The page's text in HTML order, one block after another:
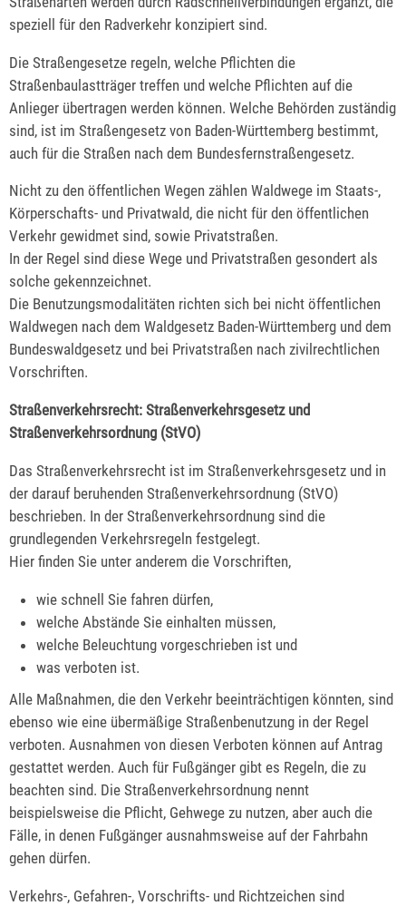
speziell für den Radverkehr konzipiert sind.
Die Straßengesetze regeln, welche Pflichten die
Straßenbaulastträger treffen und welche Pflichten auf die
Anlieger übertragen werden können. Welche Behörden zuständig
sind, ist im Straßengesetz von Baden-Württemberg bestimmt,
auch für die Straßen nach dem Bundesfernstraßengesetz.
Nicht zu den öffentlichen Wegen zählen Waldwege im Staats-,
Körperschafts- und Privatwald, die nicht für den öffentlichen
Verkehr gewidmet sind, sowie Privatstraßen.
In der Regel sind diese Wege und Privatstraßen gesondert als
solche gekennzeichnet.
Die Benutzungsmodalitäten richten sich bei nicht öffentlichen
Waldwegen nach dem Waldgesetz Baden-Württemberg und dem
Bundeswaldgesetz und bei Privatstraßen nach zivilrechtlichen
Vorschriften.
Straßenverkehrsrecht: Straßenverkehrsgesetz und
Straßenverkehrsordnung (StVO)
Das Straßenverkehrsrecht ist im Straßenverkehrsgesetz und in
der darauf beruhenden Straßenverkehrsordnung (StVO)
beschrieben. In der Straßenverkehrsordnung sind die
grundlegenden Verkehrsregeln festgelegt.
Hier finden Sie unter anderem die Vorschriften,
wie schnell Sie fahren dürfen,
welche Abstände Sie einhalten müssen,
welche Beleuchtung vorgeschrieben ist und
was verboten ist.
Alle Maßnahmen, die den Verkehr beeinträchtigen könnten, sind
ebenso wie eine übermäßige Straßenbenutzung in der Regel
verboten. Ausnahmen von diesen Verboten können auf Antrag
gestattet werden. Auch für Fußgänger gibt es Regeln, die zu
beachten sind. Die Straßenverkehrsordnung nennt
beispielsweise die Pflicht, Gehwege zu nutzen, aber auch die
Fälle, in denen Fußgänger ausnahmsweise auf der Fahrbahn
gehen dürfen.
Verkehrs-, Gefahren-, Vorschrifts- und Richtzeichen sind